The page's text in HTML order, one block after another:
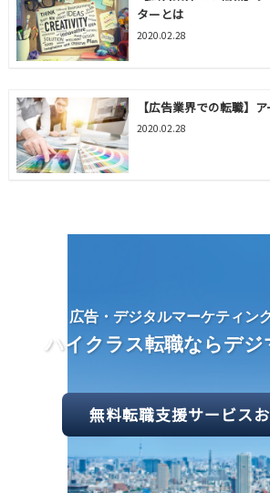
ターとは
2020.02.28
【広告業界での転職】
2020.02.28
広告・デジタルマーケティン
ハイクラス転職ならデ
無料転職支援サービス